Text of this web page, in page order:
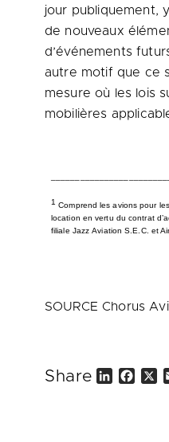
jour publiquement,
de nouveaux
d’événements
autre motif que ce
mesure où les lois
mobilières
1 Comprend les avions pour
location en vertu du contrat
filiale Jazz Aviation S.E.C. et
SOURCE Chorus
Share